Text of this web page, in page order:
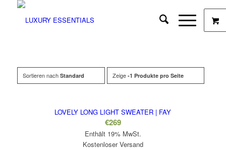
Sortieren nach Standard Zeige -1 Produkte pro Seite
LOVELY LONG LIGHT SWEATER | FAY
€269
Enthält 19% MwSt.
Kostenloser Versand